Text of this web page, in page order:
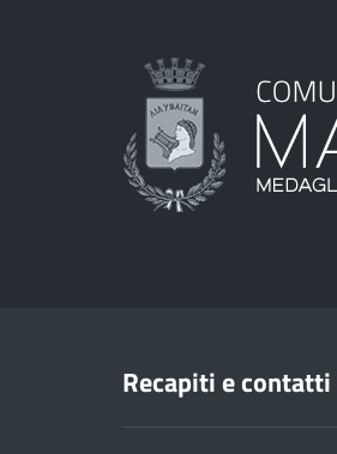
Recapiti e contatti